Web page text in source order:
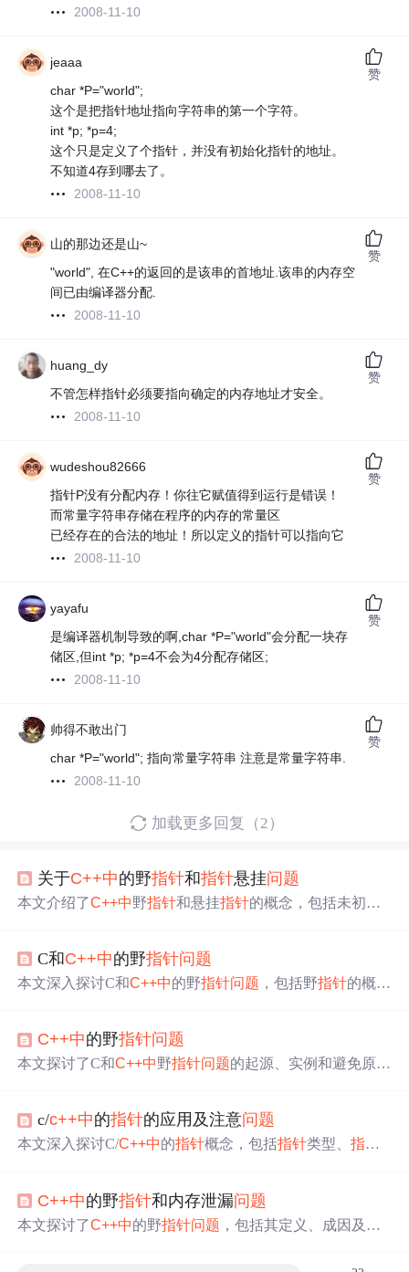
2008-11-10
jeaaa
char *P="world";
这个是把指针地址指向字符串的第一个字符。
int *p; *p=4;
这个只是定义了个指针，并没有初始化指针的地址。
不知道4存到哪去了。
2008-11-10
赞
山的那边还是山~
"world", 在C++的返回的是该串的首地址.该串的内存空
间已由编译器分配.
2008-11-10
赞
huang_dy
不管怎样指针必须要指向确定的内存地址才安全。
2008-11-10
赞
wudeshou82666
指针P没有分配内存！你往它赋值得到运行是错误！
而常量字符串存储在程序的内存的常量区
已经存在的合法的地址！所以定义的指针可以指向它
2008-11-10
赞
yayafu
是编译器机制导致的啊,char *P="world"会分配一块存
储区,但int *p; *p=4不会为4分配存储区;
2008-11-10
赞
帅得不敢出门
char *P="world"; 指向常量字符串 注意是常量字符串.
2008-11-10
赞
加载更多回复（2）
关于C++中的野指针和指针悬挂问题
本文介绍了C++中野指针和悬挂指针的概念，包括未初始
题 。
C和C++中的野指针问题
本文深入探讨C和C++中的野指针问题 ，包括野指针的概
发者避免内存管理中的陷阱。
C++中的野指针问题
本文探讨了C和C++中野指针问题的起源、实例和避免原
性。
c/c++中的指针的应用及注意问题
本文深入探讨C/C++中的指针概念，包括指针类型、指针
掌握指针的正确使用。
C++中的野指针和内存泄漏问题
本文探讨了C++中的野指针问题 ，包括其定义、成因及可